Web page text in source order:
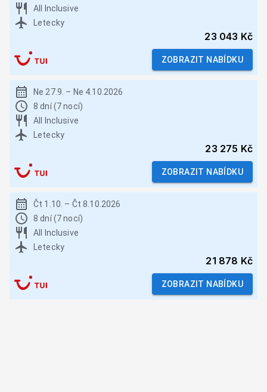
All Inclusive
Letecky
23 043 Kč
ZOBRAZIT NABÍDKU
Ne 27.9. – Ne 4.10.2026
8 dní (7 nocí)
All Inclusive
Letecky
23 275 Kč
ZOBRAZIT NABÍDKU
Čt 1.10. – Čt 8.10.2026
8 dní (7 nocí)
All Inclusive
Letecky
21 878 Kč
ZOBRAZIT NABÍDKU